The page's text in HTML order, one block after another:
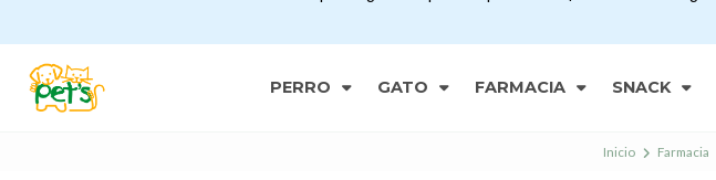
PERRO GATO FARMACIA SNACK
Inicio Farmacia